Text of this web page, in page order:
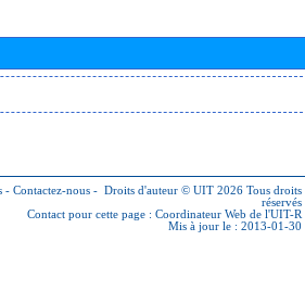
- Contactez-nous - Droits d'auteur © UIT 2026 Tous droits
réservés
Contact pour cette page : Coordinateur Web de l'UIT-R
Mis à jour le : 2013-01-30